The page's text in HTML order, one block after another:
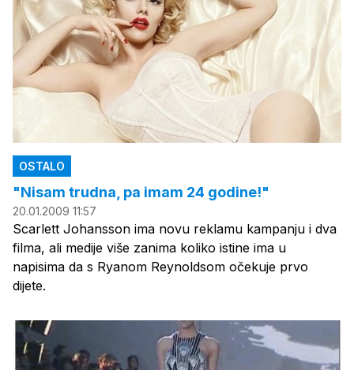
OSTALO
"Nisam trudna, pa imam 24 godine!"
20.01.2009 11:57
Scarlett Johansson ima novu reklamu kampanju i dva
filma, ali medije više zanima koliko istine ima u
napisima da s Ryanom Reynoldsom očekuje prvo
dijete.